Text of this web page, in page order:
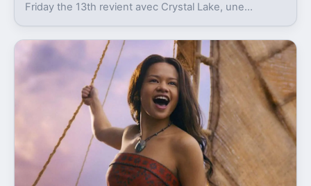
Friday the 13th revient avec Crystal Lake, une
décor.